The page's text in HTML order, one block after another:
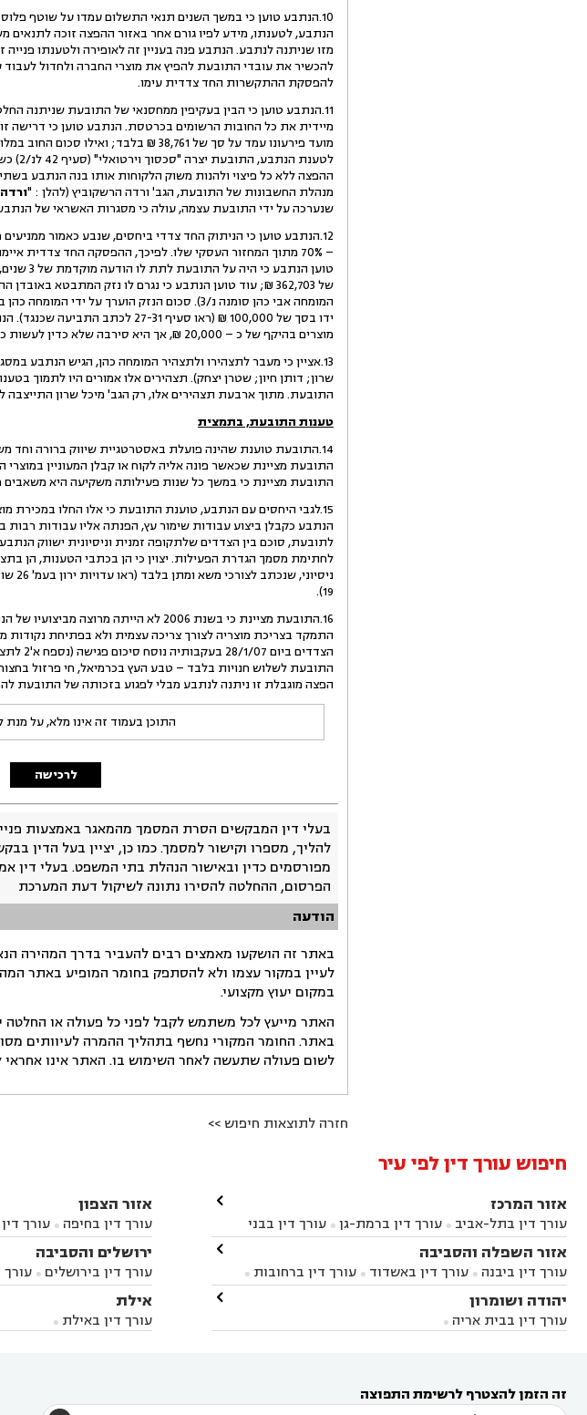
מזו שניתנה לנתבע. הנתבע פנה בעניין זה לאופירה ולטענתו
להכשיר את עובדי התובעת להפיץ את מוצרי החברה ולחדול
להפסקת ההתקשרות החד צדדית עימו.
11.הנתבע טוען כי הבין בעקיפין ממחסנאי של התובעת שניתנה
מיידית את כל החובות הרשומים בכרטסת. הנתבע טוען כי דרישה
ההפצה ללא כל פיצוי ולהנות משוק הלקוחות אותו בנה הנתבע
מנהלת החשבונות של התובעת, הגב' ורדה הרשקוביץ (להלן : "ורדה
שנערכה על ידי התובעת עצמה, עולה כי מסגרות האשראי של הנתבע עמדו על 100,000 ₪ וימי התשלום עברו
12.הנתבע טוען כי הניתוק החד צדדי ביחסים, שנבע כאמור
– 70% מתוך המחזור העסקי שלו. לפיכך, ההפסקה החד צדדית
טוען
ידו בסך של 100,000 ₪ (ראו סעיף
מוצרים בהיקף של כ – 20,000 ₪, אך היא סירבה שלא כדין לעשות כן.
13.אציין כי מעבר לתצהירו ולתצהיר המומחה כהן, הגיש הנתבע
שרון; דותן חיון; שטרן יצחק). תצהירים אלו אמורים היו לתמוך
התובעת. מתוך ארבעת תצהירים אלו, רק הגב' מיכל שרון התייצבה לעדות ולפיכך תצהירה הוגש
טענות התובעת, בתמצית
14.התובעת טוענת שהינה פועלת באסטרטגיית שיווק ברורה וחד
התובעת מציינת שכאשר פונה אליה לקוח או קבלן המעוניין
התובעת מציינת כי במשך כל שנות פעילותה משקיעה היא משאבים רבים בפרסום
15.לגבי היחסים עם הנתבע, טוענת התובעת כי אלו החלו במכירת
לתובעת, סוכם בין הצדדים שלתקופה זמנית וניסיונית ישווק
לחתימת מסמך הגדרת הפעילות. יצוין כי הן בכתבי הטענות, הן
19).
16.התובעת מציינת כי בשנת 2006 לא
הפצה מוגבלת זו ניתנה לנתבע מבלי לפגוע בזכותה של התובעת
התוכן בעמוד זה אינו מלא, על
לרכישה
בעלי דין המבקשים הסרת המסמך מהמאגר באמצעות
להליך, מספרו וקישור למסמך. כמו כן, יציין בעל הדין
מפורסמים כדין ובאישור הנהלת בתי המשפט. בעלי
הפרסום, ההחלטה להסירו נתונה לשיקול דעת המערכת
הודעה
באתר זה הושקעו מאמצים רבים להעביר בדרך המהירה
לעיין במקור עצמו ולא להסתפק בחומר המופיע באתר
במקום יעוץ מקצועי.
האתר מייעץ לכל משתמש לקבל לפני כל פעולה או החלטה
באתר. החומר המקורי נחשף בתהליך ההמרה לעיוותים
לשום פעולה שתעשה לאחר השימוש בו. האתר אינו
חזרה לתוצאות חיפוש >>
חיפוש עורך דין לפי עיר
אזור המרכז
עורך דין בתל-אביב  עורך דין ברמת-גן 
עורך דין בבני
ברק עורך דין בפתח תקווה עורך דין בראשון לציון
עורך דין ברחובות עורך דין בנס ציונה
במודיעין
עורך דין בהרצליה עורך דין בחולון
עורך
דין בקרית אונו
אונו
עורך דין בבת ים
דין בשוהם 

אזור השפלה והסביבה
עורך דין ביבנה  עורך דין באשדוד  עורך דין ברחובות 
עורך דין בראשון לציון עורך דין במודיעין
עורך דין
בבאר יעקב
עורך דין בגדרה

יהודה ושומרון
עורך דין בבית אריה 

אזור הצפון
עורך דין בחיפה  עורך
אתא
עורך דין בנהריה
בקרית שמונה
עורך דין
במושב ציפורי
עורך דין
דין בעמק הירדן
ביאליק
עורך דין במגדל
ירושלים והסביבה
עורך דין בירושלים  עורך
בבית-שמש
עורך דין
עורך דין בגבעת זאב
בקרני שומרון  עורך דין
אילת
עורך דין באילת 
זה הזמן להצטרף לרשימת התפוצה